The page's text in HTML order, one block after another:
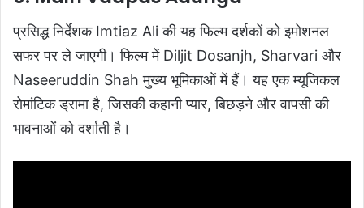
प्रसिद्ध निर्देशक Imtiaz Ali की यह फिल्म दर्शकों को इमोशनल
सफर पर ले जाएगी। फिल्म में Diljit Dosanjh, Sharvari और
Naseeruddin Shah मुख्य भूमिकाओं में हैं। यह एक म्यूजिकल
रोमांटिक ड्रामा है, जिसकी कहानी प्यार, बिछड़ने और वापसी की
भावनाओं को दर्शाती है।